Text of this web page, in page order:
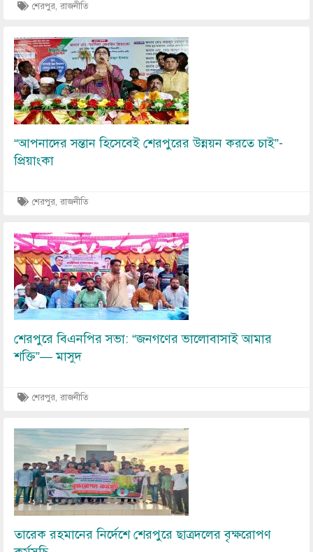
শেরপুর, রাজনীতি
Image
“আপনাদের সন্তান হিসেবেই শেরপুরের উন্নয়ন করতে চাই”-
প্রিয়াংকা
শেরপুর, রাজনীতি
Image
শেরপুরে বিএনপির সভা: “জনগণের ভালোবাসাই আমার
শক্তি”— মাসুদ
শেরপুর, রাজনীতি
Image
তারেক রহমানের নির্দেশে শেরপুরে ছাত্রদলের বৃক্ষরোপণ